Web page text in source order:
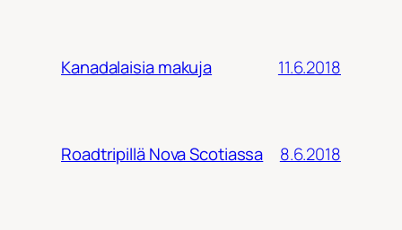
Kanadalaisia makuja 11.6.2018
Roadtripillä Nova Scotiassa 8.6.2018